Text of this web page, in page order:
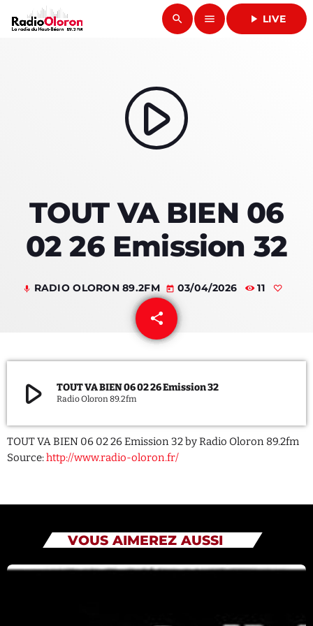
search menu play_arrow LIVE
close
RADIO OLORON
PROGRAMMES & ÉMISSIONS
TITRES DIFFUSÉS
QUI SOMMES NOUS ?
ADHÉRER OU SOUTENIR
octobre 2025
septembre 2025
play_arrow
TOUT VA BIEN 06
02 26 Emission 32
mic RADIO OLORON 89.2FM today 03/04/2026 11
share
email
play_arrow TOUT VA BIEN 06 02 26 Emission 32
Radio Oloron 89.2fm
TOUT VA BIEN 06 02 26 Emission 32 by Radio Oloron 89.2fm
Source:http://www.radio-oloron.fr/
VOUS AIMEREZ AUSSI